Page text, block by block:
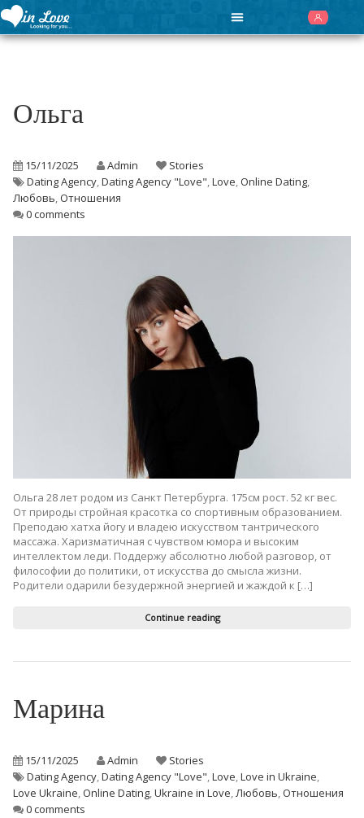
Ольга
15/11/2025 Admin
Stories
Dating Agency,Dating Agency "Love",Love,Online Dating,
Любовь,Отношения
0 comments
Ольга 28 лет родом из Санкт Петербурга. 175см рост. 52 кг вес.
От природы стройная красотка со спортивным образованием.
Преподаю хатха йогу и владею искусством тантрического
массажа. Харизматичная с чувством юмора и высоким
интеллектом леди. Поддержу абсолютно любой разговор, от
философии до политики, от искусства до смысла жизни.
Родители одарили безудержной энергией и жаждой к […]
Continue reading
Марина
15/11/2025 Admin
Stories
Dating Agency,Dating Agency "Love",Love,Love in Ukraine,
Love Ukraine,Online Dating,Ukraine in Love,Любовь,Отношения
0 comments